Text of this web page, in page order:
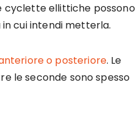
cyclette ellittiche possono
in cui intendi metterla.
o posteriore. Le
le seconde sono spesso